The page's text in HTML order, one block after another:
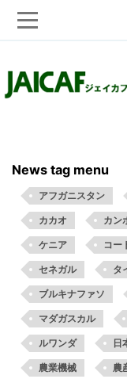
News tag menu
アフガニスタン
カカオ カン
ケニア コー
セネガル タ
ブルキナファソ
マダガスカル
ルワンダ 日
農業機械 農